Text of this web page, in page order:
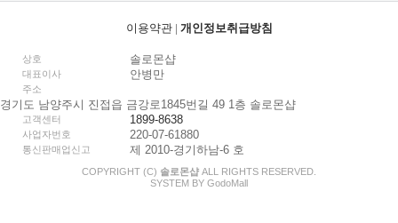
이용약관| 개인정보취급방침
상호 솔로몬샵
대표이사 안병만
주소
경기도 남양주시 진접읍 금강로1845번길 49 1층 솔로몬샵
고객센터 1899-8638
사업자번호 220-07-61880
통신판매업신고 제 2010-경기하남-6 호
COPYRIGHT (C) 솔로몬샵 ALL RIGHTS RESERVED.
SYSTEM BY GodoMall